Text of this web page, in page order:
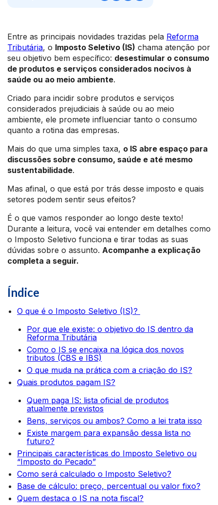
Entre as principais novidades trazidas pela Reforma
Tributária, o Imposto Seletivo (IS) chama atenção por
seu objetivo bem específico: desestimular o consumo
de produtos e serviços considerados nocivos à
saúde ou ao meio ambiente.
Criado para incidir sobre produtos e serviços
considerados prejudiciais à saúde ou ao meio
ambiente, ele promete influenciar tanto o consumo
quanto a rotina das empresas.
Mais do que uma simples taxa, o IS abre espaço para
discussões sobre consumo, saúde e até mesmo
sustentabilidade.
Mas afinal, o que está por trás desse imposto e quais
setores podem sentir seus efeitos?
É o que vamos responder ao longo deste texto!
Durante a leitura, você vai entender em detalhes como
o Imposto Seletivo funciona e tirar todas as suas
dúvidas sobre o assunto. Acompanhe a explicação
completa a seguir.
Índice
O que é o Imposto Seletivo (IS)?
Por que ele existe: o objetivo do IS dentro da
Reforma Tributária
Como o IS se encaixa na lógica dos novos
tributos (CBS e IBS)
O que muda na prática com a criação do IS?
Quais produtos pagam IS?
Quem paga IS: lista oficial de produtos
atualmente previstos
Bens, serviços ou ambos? Como a lei trata isso
Existe margem para expansão dessa lista no
futuro?
Principais características do Imposto Seletivo ou
“Imposto do Pecado”
Como será calculado o Imposto Seletivo?
Base de cálculo: preço, percentual ou valor fixo?
Quem destaca o IS na nota fiscal?